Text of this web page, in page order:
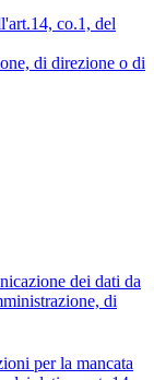
co.1, del
di direzione o di
dei dati da
di
per la mancata